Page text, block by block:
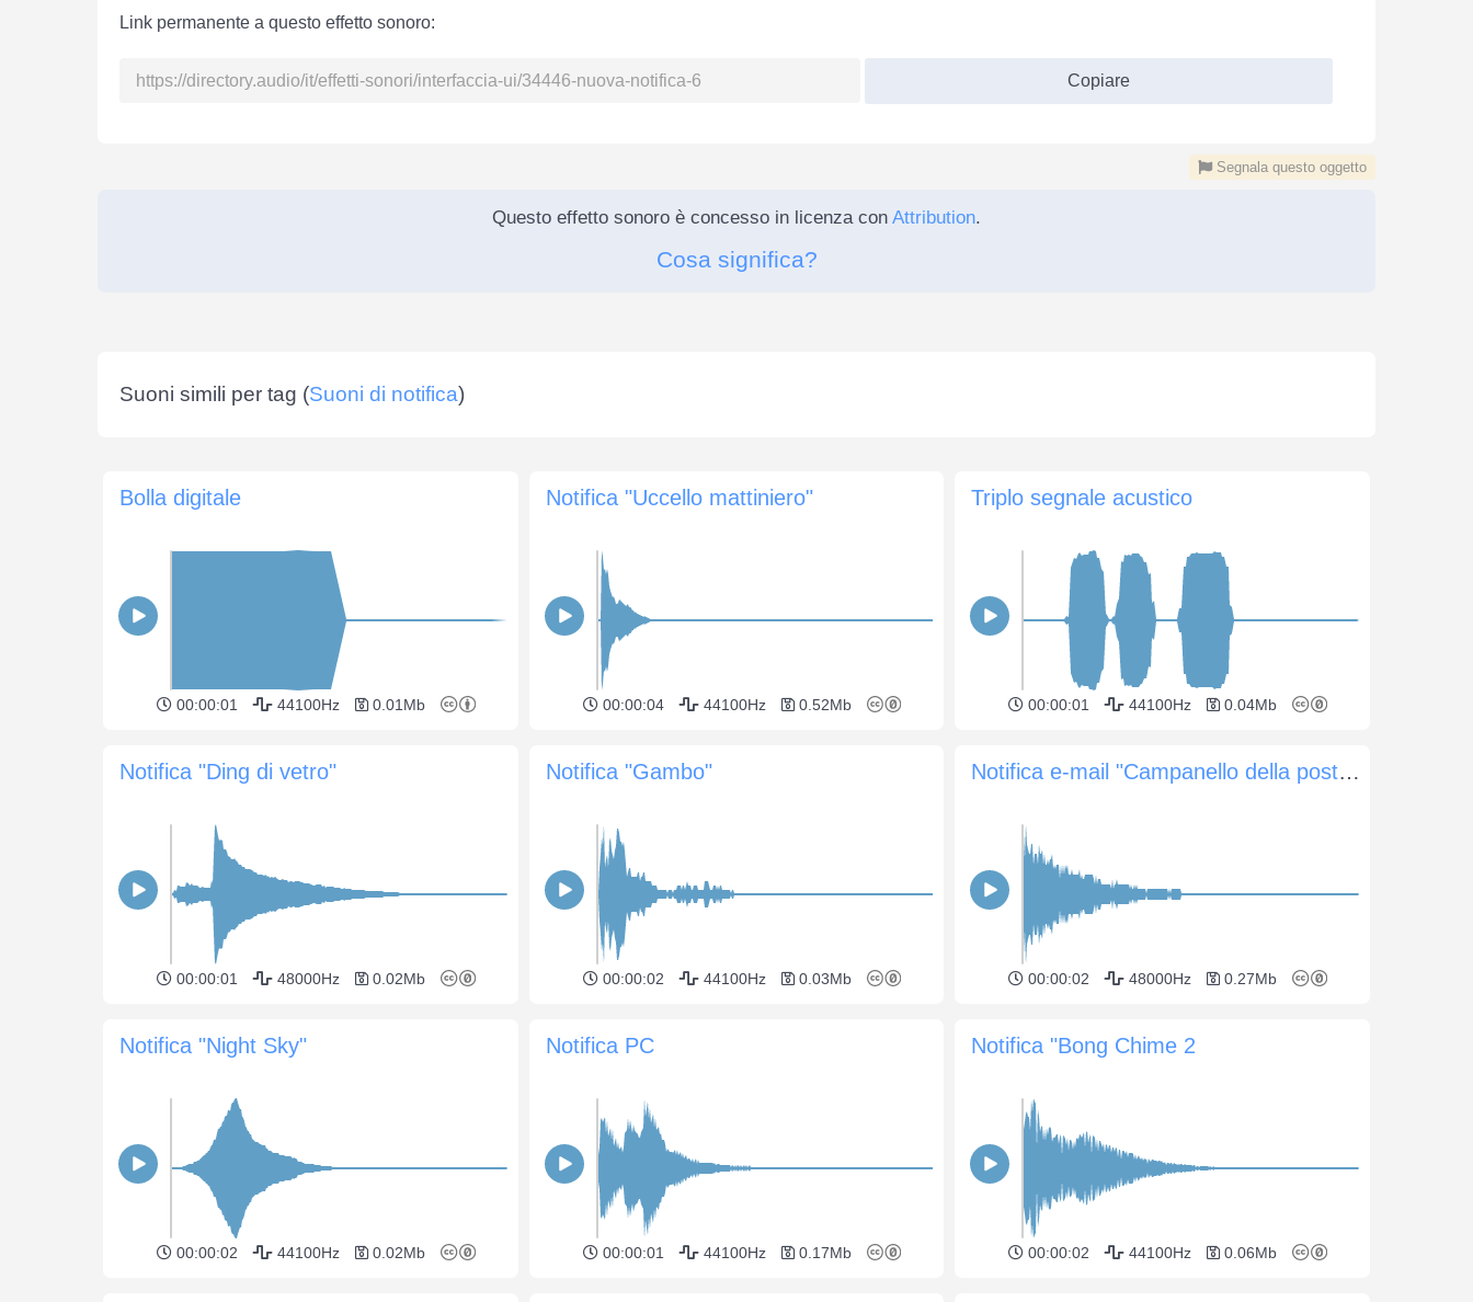
Link permanente a questo effetto sonoro:
Copiare
Segnala questo oggetto
Questo effetto sonoro è concesso in licenza con Attribution.
Cosa significa?
Suoni simili per tag (Suoni di notifica)
Bolla digitale
00:00:01 44100Hz 0.01Mb
Notifica "Uccello mattiniero"
00:00:04 44100Hz 0.52Mb
Triplo segnale acustico
00:00:01 44100Hz 0.04Mb
Notifica "Ding di vetro"
00:00:01 48000Hz 0.02Mb
Notifica "Gambo"
00:00:02 44100Hz 0.03Mb
Notifica e-mail "Campanello della posta in arrivo"
00:00:02 48000Hz 0.27Mb
Notifica "Night Sky"
00:00:02 44100Hz 0.02Mb
Notifica PC
00:00:01 44100Hz 0.17Mb
Notifica "Bong Chime 2
00:00:02 44100Hz 0.06Mb